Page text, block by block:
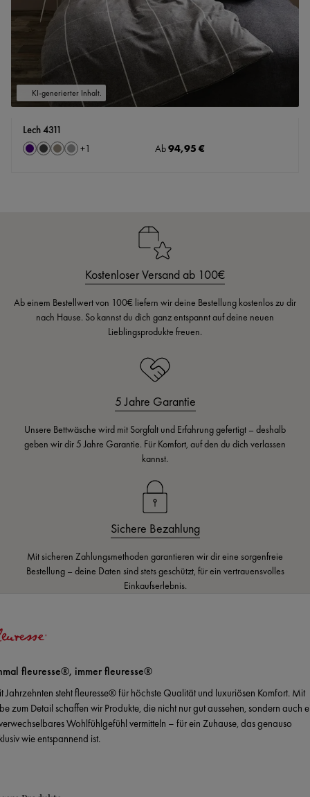
KI-generierter Inhalt.
Lech 4311
Farbeauswählen
IndigoSchwarz-Weiß
Steingraudunkelgrau
+1 Regulärer Preis:
Ab94,95 €
Kostenloser Versand ab 100€
Ab einem Bestellwert von 100€ liefern wir deine Bestellung kostenlos zu dir
nach Hause. So kannst du dich ganz entspannt auf deine neuen
Lieblingsprodukte freuen.
5 Jahre Garantie
Unsere Bettwäsche wird mit Sorgfalt und Erfahrung gefertigt – deshalb
geben wir dir 5 Jahre Garantie. Für Komfort, auf den du dich verlassen
kannst.
Sichere Bezahlung
Mit sicheren Zahlungsmethoden garantieren wir dir eine sorgenfreie
Bestellung – deine Daten sind stets geschützt, für ein vertrauensvolles
Einkaufserlebnis.
fleuresse®, immer fleuresse®
Jahrzehnten steht fleuresse® für höchste Qualität und luxuriösen Komfort. Mit
zum Detail schaffen wir Produkte, die nicht nur gut aussehen, sondern auch
Wohlfühlgefühl vermitteln – für ein Zuhause, das genauso
wie entspannend ist.